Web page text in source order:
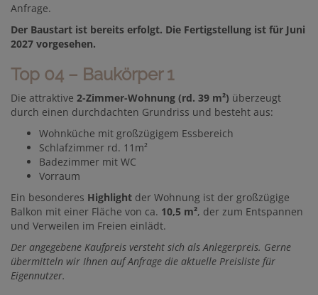
Anfrage.
Der Baustart ist bereits erfolgt. Die Fertigstellung ist für Juni
2027 vorgesehen.
Top 04 – Baukörper 1
Die attraktive 2-Zimmer-Wohnung (rd. 39 m²) überzeugt
durch einen durchdachten Grundriss und besteht aus:
Wohnküche mit großzügigem Essbereich
Schlafzimmer rd. 11m²
Badezimmer mit WC
Vorraum
Ein besonderes Highlight der Wohnung ist der großzügige
Balkon mit einer Fläche von ca. 10,5 m², der zum Entspannen
und Verweilen im Freien einlädt.
Der angegebene Kaufpreis versteht sich als Anlegerpreis. Gerne
übermitteln wir Ihnen auf Anfrage die aktuelle Preisliste für
Eigennutzer.